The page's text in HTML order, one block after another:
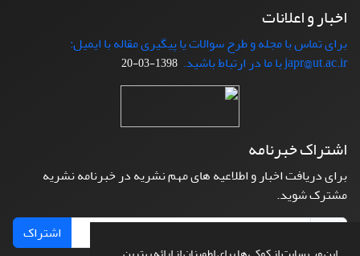
اخبار و اعلانات
برای تماس با مجله و طرح سوالات یا پیگیری مقاله با ایمیل:
japr@ut.ac.ir با ما در ارتباط باشید.
1398-03-20
اشتراک خبرنامه
برای دریافت اخبار و اطلاعیه های مهم نشریه در خبرنامه نشریه
مشترک شوید.
اشتراک